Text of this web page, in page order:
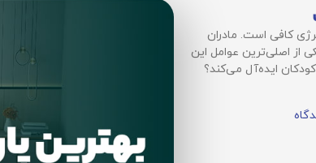
کافی است. مادران
از اصلی‌ترین عوامل این
ایده‌آل می‌کند؟